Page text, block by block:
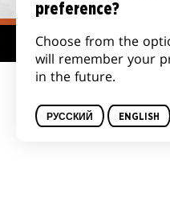
preference?
Choose from the
will remember your
in the future.
РУССКИЙ ENGLISH